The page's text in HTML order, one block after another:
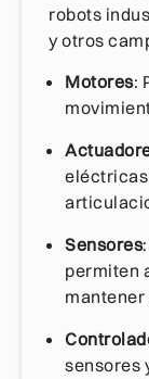
robots
y otros
Motores:
Sensores
permiten
sensores